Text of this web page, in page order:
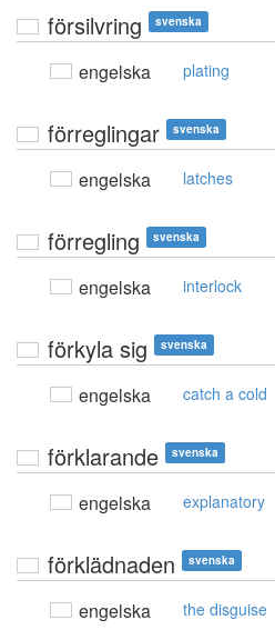
försilvring svenska
engelska plating
förreglingar svenska
engelska latches
förregling svenska
engelska interlock
förkyla sig svenska
engelska catch a cold
förklarande svenska
engelska explanatory
förklädnaden svenska
engelska the disguise